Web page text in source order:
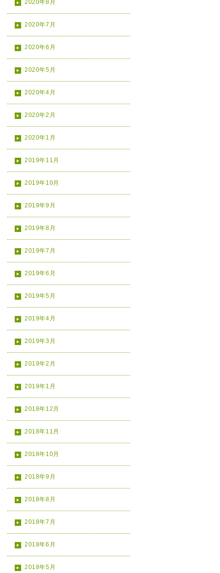
2020年8月
2020年7月
2020年6月
2020年5月
2020年4月
2020年2月
2020年1月
2019年11月
2019年10月
2019年9月
2019年8月
2019年7月
2019年6月
2019年5月
2019年4月
2019年3月
2019年2月
2019年1月
2018年12月
2018年11月
2018年10月
2018年9月
2018年8月
2018年7月
2018年6月
2018年5月